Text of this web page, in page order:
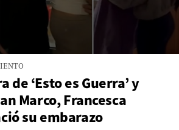
de ‘Esto es Guerra’ y
Marco, Francesca
su embarazo